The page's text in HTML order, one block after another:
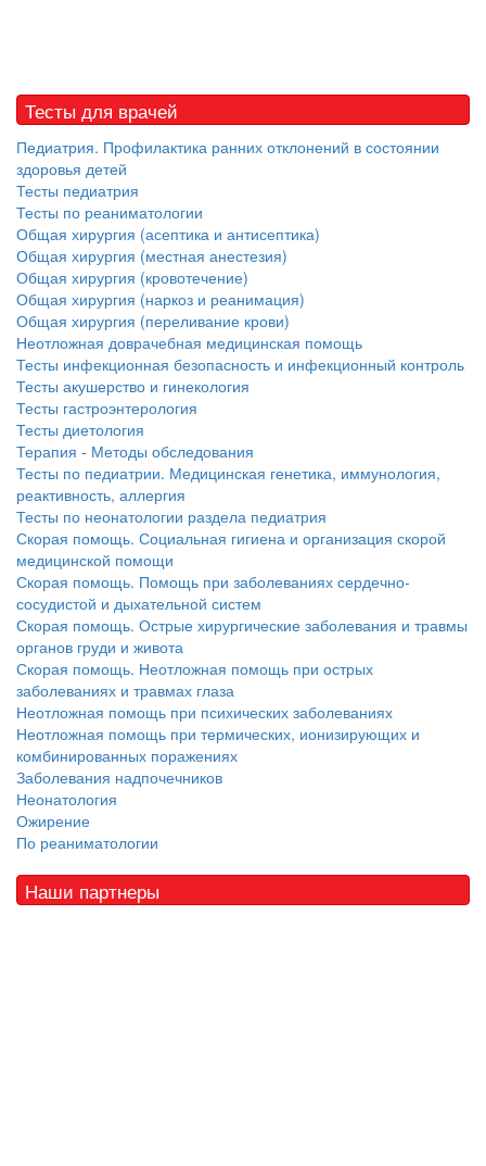
Тесты для врачей
Педиатрия. Профилактика ранних отклонений в состоянии
здоровья детей
Тесты педиатрия
Тесты по реаниматологии
Общая хирургия (асептика и антисептика)
Общая хирургия (местная анестезия)
Общая хирургия (кровотечение)
Общая хирургия (наркоз и реанимация)
Общая хирургия (переливание крови)
Неотложная доврачебная медицинская помощь
Тесты инфекционная безопасность и инфекционный контроль
Тесты акушерство и гинекология
Тесты гастроэнтерология
Тесты диетология
Терапия - Методы обследования
Тесты по педиатрии. Медицинская генетика, иммунология,
реактивность, аллергия
Тесты по неонатологии раздела педиатрия
Скорая помощь. Социальная гигиена и организация скорой
медицинской помощи
Скорая помощь. Помощь при заболеваниях сердечно-
сосудистой и дыхательной систем
Скорая помощь. Острые хирургические заболевания и травмы
органов груди и живота
Скорая помощь. Неотложная помощь при острых
заболеваниях и травмах глаза
Неотложная помощь при психических заболеваниях
Неотложная помощь при термических, ионизирующих и
комбинированных поражениях
Заболевания надпочечников
Неонатология
Ожирение
По реаниматологии
Наши партнеры